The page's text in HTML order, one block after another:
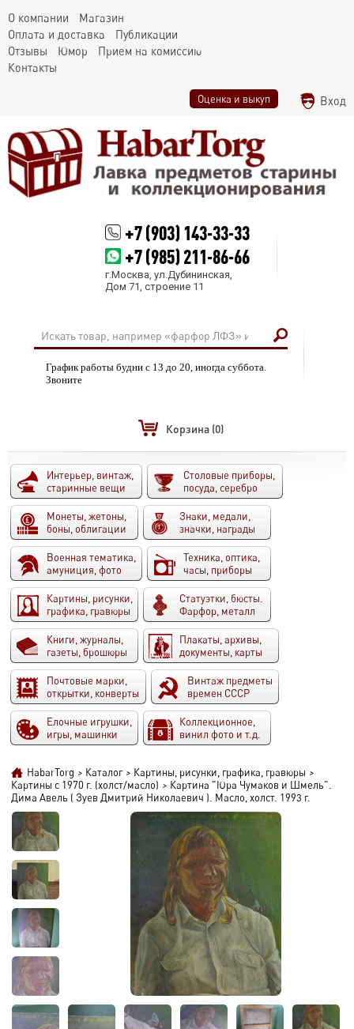
О компании
Магазин
Оплата и доставка
Публикации
Отзывы
Юмор
Прием на комиссию
Контакты
Оценка и выкуп Вход
+7 (903) 143-33-33
+7 (985) 211-86-66
г.Москва, ул.Дубининская,
Дом 71, строение 11
График работы будни с 13 до 20, иногда суббота.
Звоните
Корзина (0)
Интерьер, винтаж,
старинные вещи
Столовые приборы,
посуда, серебро
Монеты, жетоны,
боны, облигации
Знаки, медали,
значки, награды
Военная тематика,
амуниция, фото
Техника, оптика,
часы, приборы
Картины, рисунки,
графика, гравюры
Статуэтки, бюсты.
Фарфор, металл
Книги, журналы,
газеты, брошюры
Плакаты, архивы,
документы, карты
Почтовые марки,
открытки, конверты
Винтаж предметы
времен СССР
Елочные игрушки,
игры, машинки
Коллекционное,
винил фото и т.д.
HabarTorg > Каталог > Картины, рисунки, графика, гравюры >
Картины с 1970 г. (холст/масло) > Картина "Юра Чумаков и Шмель".
Дима Авель ( Зуев Дмитрий Николаевич ). Масло, холст. 1993 г.